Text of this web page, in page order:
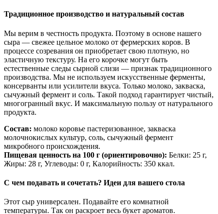
Традиционное производство и натуральный состав
Мы верим в честность продукта. Поэтому в основе нашего
сыра — свежее цельное молоко от фермерских коров. В
процессе созревания он приобретает свою плотную, но
эластичную текстуру. На его корочке могут быть
естественные следы сырной слизи — признак традиционного
производства. Мы не используем искусственные ферменты,
консерванты или усилители вкуса. Только молоко, закваска,
сычужный фермент и соль. Такой подход гарантирует чистый,
многогранный вкус. И максимальную пользу от натурального
продукта.
Состав: молоко коровье пастеризованное, закваска
молочнокислых культур, соль, сычужный фермент
микробного происхождения.
Пищевая ценность на 100 г (ориентировочно): Белки: 25 г,
Жиры: 28 г, Углеводы: 0 г, Калорийность: 350 ккал.
С чем подавать и сочетать? Идеи для вашего стола
Этот сыр универсален. Подавайте его комнатной
температуры. Так он раскроет весь букет ароматов.